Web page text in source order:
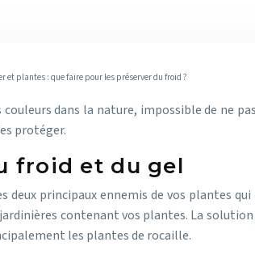
et plantes : que faire pour les préserver du froid ?
couleurs dans la nature, impossible de ne
protéger.
froid et du gel
deux principaux ennemis de vos plantes
contenant vos plantes. La
les plantes de rocaille.